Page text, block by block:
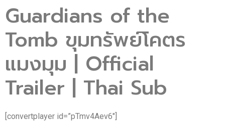
Guardians of the
Tomb ขุมทรัพย์โคตร
แมงมุม | Official
Trailer | Thai Sub
[convertplayer id=”pTmv4Aev6″]